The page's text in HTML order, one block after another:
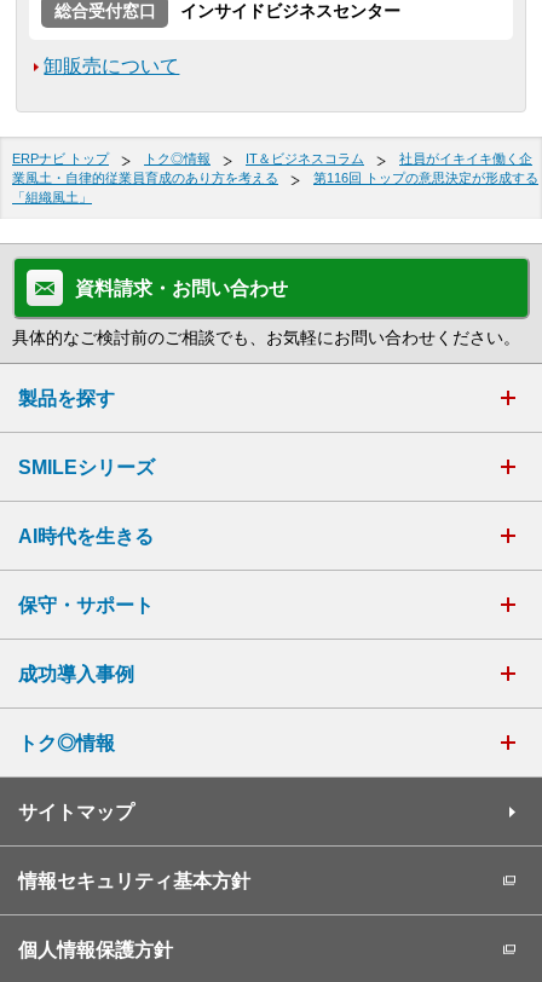
総合受付窓口
インサイドビジネスセンター
卸販売について
ERPナビ トップ トク◎情報 IT＆ビジネスコラム
社員がイキイキ働く企
業風土・自律的従業員育成のあり方を考える
第116回 トップの意思決定が形成する
「組織風土」
資料請求・お問い合わせ
具体的なご検討前のご相談でも、お気軽にお問い合わせください。
製品を探す
SMILEシリーズ
AI時代を生きる
保守・サポート
成功導入事例
トク◎情報
サイトマップ
情報セキュリティ基本方針
個人情報保護方針